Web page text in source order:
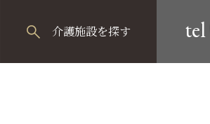
介護施設を探す tel